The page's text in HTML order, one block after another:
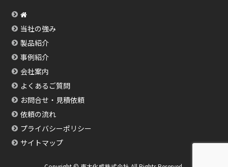
当社の強み
製品紹介
事例紹介
会社案内
よくあるご質問
お問合せ・見積依頼
依頼の流れ
プライバシーポリシー
サイトマップ